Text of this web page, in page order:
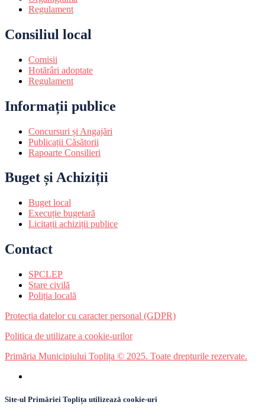
Regulament
Consiliul local
Comisii
Hotărâri adoptate
Regulament
Informații publice
Concursuri și Angajări
Publicații Căsătorii
Rapoarte Consilieri
Buget și Achiziții
Buget local
Execuție bugetară
Licitații achiziții publice
Contact
SPCLEP
Stare civilă
Poliția locală
Protecția datelor cu caracter personal (GDPR)
Politica de utilizare a cookie-urilor
Primăria Municipiului Toplița © 2025. Toate drepturile rezervate.
Site-ul Primăriei Toplița utilizează cookie-uri